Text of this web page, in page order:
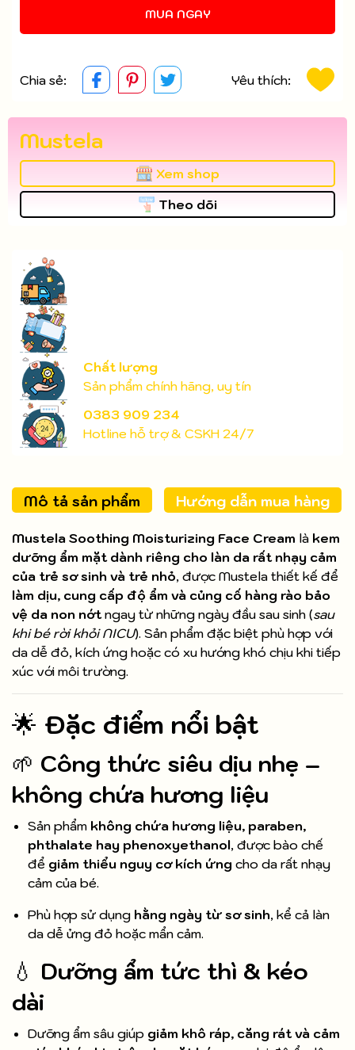
MUA NGAY
Chia sẻ: Yêu thích:
Mustela
Xem shop
Theo dõi
Chất lượng
Sản phẩm chính hãng, uy tín
0383 909 234
Hotline hỗ trợ & CSKH 24/7
Mô tả sản phẩm Hướng dẫn mua hàng
Mustela Soothing Moisturizing Face Cream là kem
dưỡng ẩm mặt dành riêng cho làn da rất nhạy cảm
của trẻ sơ sinh và trẻ nhỏ, được Mustela thiết kế để
làm dịu, cung cấp độ ẩm và củng cố hàng rào bảo
vệ da non nớtngay từ những ngày đầu sau sinh (sau
khi bé rời khỏi NICU). Sản phẩm đặc biệt phù hợp với
da dễ đỏ, kích ứng hoặc có xu hướng khó chịu khi tiếp
xúc với môi trường.
🌟 Đặc điểm nổi bật
🌱 Công thức siêu dịu nhẹ –
không chứa hương liệu
Sản phẩm không chứa hương liệu, paraben,
phthalate hay phenoxyethanol, được bào chế
để giảm thiểu nguy cơ kích ứng cho da rất nhạy
cảm của bé.
Phù hợp sử dụng hằng ngày từ sơ sinh, kể cả làn
da dễ ửng đỏ hoặc mẩn cảm.
💧 Dưỡng ẩm tức thì & kéo
dài
Dưỡng ẩm sâu giúp giảm khô ráp, căng rát và cảm